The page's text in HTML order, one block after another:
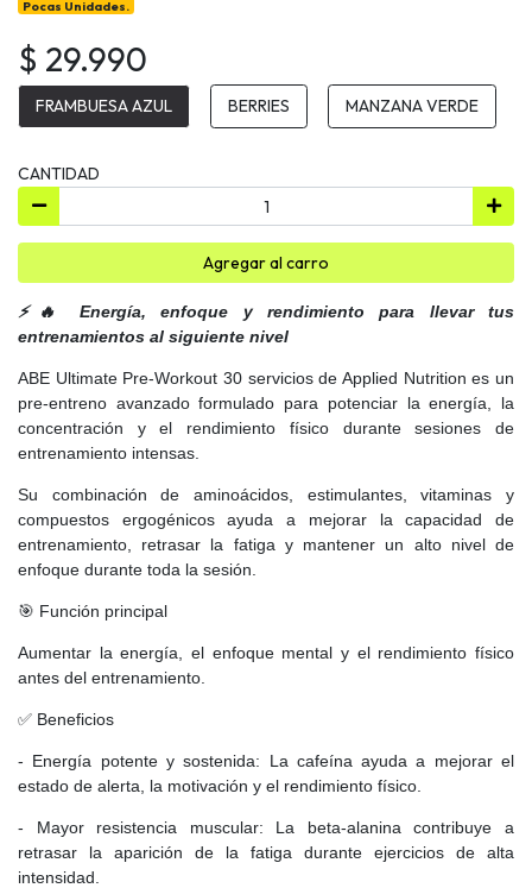
Pocas Unidades.
$ 29.990
FRAMBUESA AZUL BERRIES MANZANA VERDE
CANTIDAD
Agregar al carro
⚡🔥 Energía, enfoque y rendimiento para llevar tus
entrenamientos al siguiente nivel
ABE Ultimate Pre-Workout 30 servicios de Applied Nutrition es un
pre-entreno avanzado formulado para potenciar la energía, la
concentración y el rendimiento físico durante sesiones de
entrenamiento intensas.
Su combinación de aminoácidos, estimulantes, vitaminas y
compuestos ergogénicos ayuda a mejorar la capacidad de
entrenamiento, retrasar la fatiga y mantener un alto nivel de
enfoque durante toda la sesión.
🎯 Función principal
Aumentar la energía, el enfoque mental y el rendimiento físico
antes del entrenamiento.
✅ Beneficios
- Energía potente y sostenida: La cafeína ayuda a mejorar el
estado de alerta, la motivación y el rendimiento físico.
- Mayor resistencia muscular: La beta-alanina contribuye a
retrasar la aparición de la fatiga durante ejercicios de alta
intensidad.